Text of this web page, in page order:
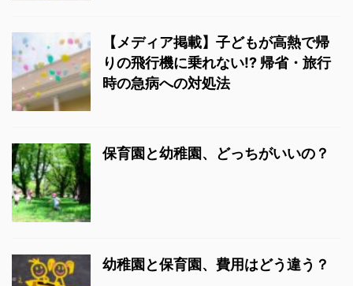
【メディア掲載】子どもが高熱で帰
りの飛行機に乗れない!? 帰省・旅行
時の急病への対処法
保育園と幼稚園、どっちがいいの？
幼稚園と保育園、費用はどう違う？